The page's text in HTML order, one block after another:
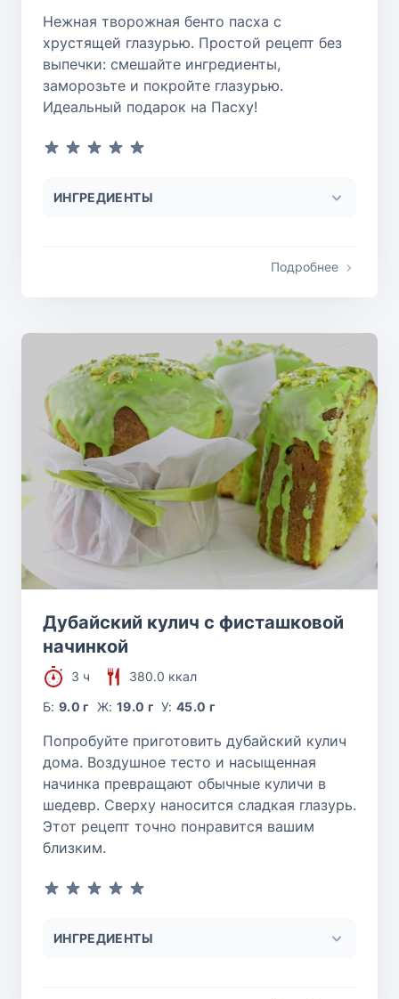
Нежная творожная бенто пасха с
хрустящей глазурью. Простой рецепт без
выпечки: смешайте ингредиенты,
заморозьте и покройте глазурью.
Идеальный подарок на Пасху!
ИНГРЕДИЕНТЫ
Подробнее
Дубайский кулич с фисташковой
начинкой
3 ч
380.0 ккал
Б:9.0 г Ж: 19.0 г У:45.0 г
Попробуйте приготовить дубайский кулич
дома. Воздушное тесто и насыщенная
начинка превращают обычные куличи в
шедевр. Сверху наносится сладкая глазурь.
Этот рецепт точно понравится вашим
близким.
ИНГРЕДИЕНТЫ